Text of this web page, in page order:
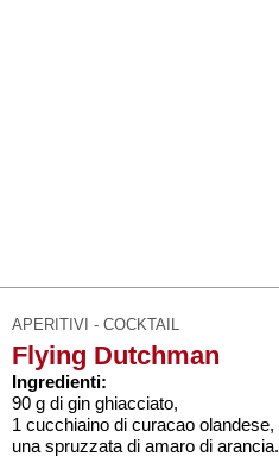
APERITIVI - COCKTAIL
Flying Dutchman
Ingredienti:
90 g di gin ghiacciato,
1 cucchiaino di curacao olandese,
una spruzzata di amaro di arancia.